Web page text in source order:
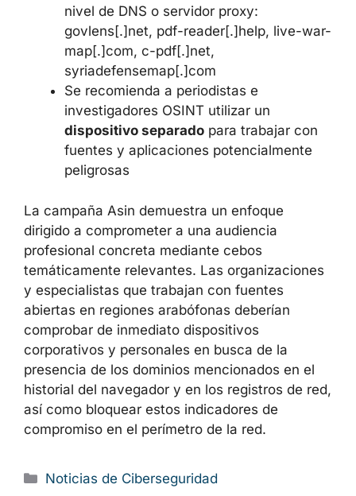
nivel de DNS o servidor proxy:
govlens[.]net, pdf-reader[.]help, live-war-
map[.]com, c-pdf[.]net,
syriadefensemap[.]com
Se recomienda a periodistas e
investigadores OSINT utilizar un
dispositivo separado para trabajar con
fuentes y aplicaciones potencialmente
peligrosas
La campaña Asin demuestra un enfoque
dirigido a comprometer a una audiencia
profesional concreta mediante cebos
temáticamente relevantes. Las organizaciones
y especialistas que trabajan con fuentes
abiertas en regiones arabófonas deberían
comprobar de inmediato dispositivos
corporativos y personales en busca de la
presencia de los dominios mencionados en el
historial del navegador y en los registros de red,
así como bloquear estos indicadores de
compromiso en el perímetro de la red.
Categorías
Noticias de Ciberseguridad